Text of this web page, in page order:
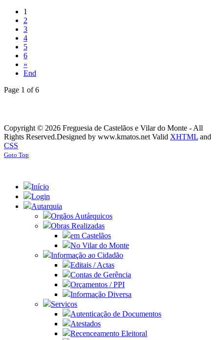
1
2
3
4
5
6
»
End
Page 1 of 6
Copyright © 2026 Freguesia de Castelãos e Vilar do Monte - All
Rights Reserved.Designed by www.kmatos.net Valid XHTML and
CSS
Goto Top
Início
Login
Autarquia
Orgãos Autárquicos
Obras Realizadas
em Castelãos
No Vilar do Monte
Informação ao Cidadão
Editais / Actas
Contas de Gerência
Orçamentos / PPI
Informação Diversa
Serviços
Autenticação de Documentos
Atestados
Recenceamento Eleitoral